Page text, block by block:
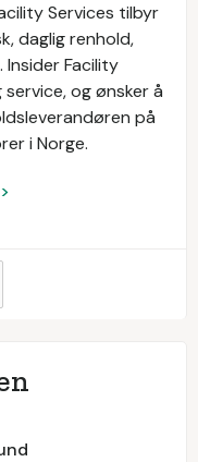
Services tilbyr
daglig renhold,
Facility
og ønsker å
på
i Norge.